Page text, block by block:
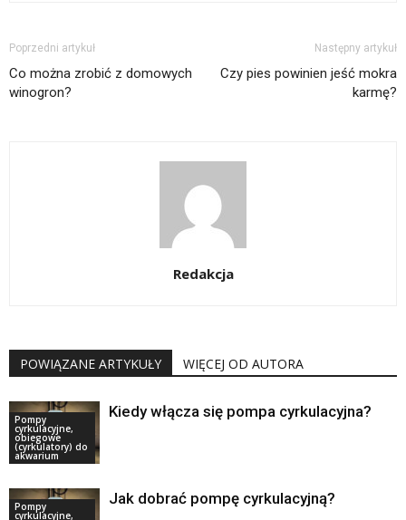
Poprzedni artykuł
Co można zrobić z domowych
winogron?
Następny artykuł
Czy pies powinien jeść mokra
karmę?
Redakcja
POWIĄZANE ARTYKUŁY WIĘCEJ OD AUTORA
Pompy
cyrkulacyjne,
obiegowe
(cyrkulatory) do
akwarium
Kiedy włącza się pompa cyrkulacyjna?
Pompy
cyrkulacyjne,
Jak dobrać pompę cyrkulacyjną?